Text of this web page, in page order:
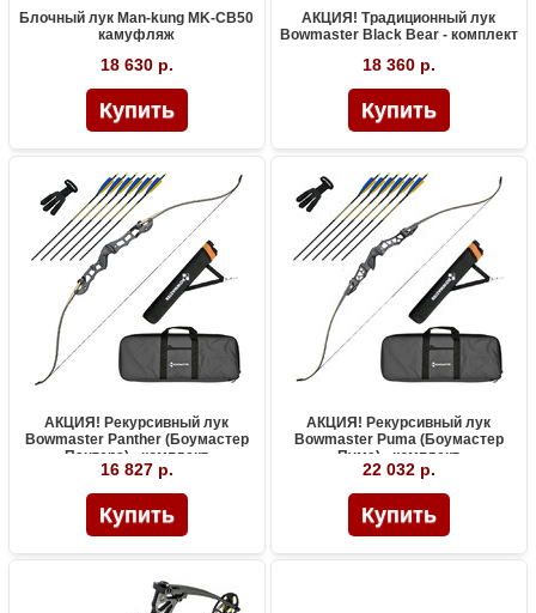
Блочный лук Man-kung MK-CB50
камуфляж
18 630 р.
АКЦИЯ! Традиционный лук
Bowmaster Black Bear - комплект
18 360 р.
АКЦИЯ! Рекурсивный лук
Bowmaster Panther (Боумастер
Пантера) - комплект
16 827 р.
АКЦИЯ! Рекурсивный лук
Bowmaster Puma (Боумастер
Пума) - комплект
22 032 р.